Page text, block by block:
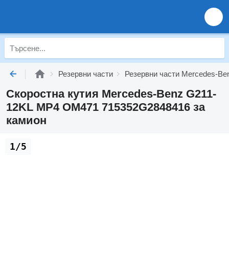
Резервни части Резервни части Mercedes-
Скоростна кутия Mercedes-Benz G211-
12KL MP4 OM471 715352G2848416 за
камион
1/5